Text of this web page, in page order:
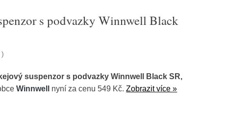
s podvazky Winnwell Black
)
suspenzor s podvazky Winnwell Black SR,
Winnwell nyní za cenu 549 Kč.Zobrazit více »